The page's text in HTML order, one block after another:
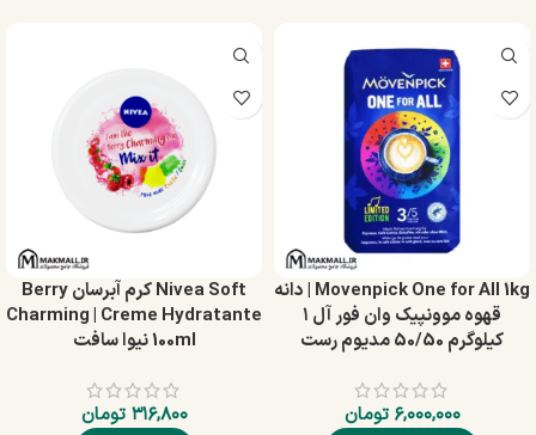
Movenpick One for All 1kg | دانه
قهوه موونپیک وان فور آل ۱
کیلوگرم 50/50 مدیوم رست
۶,۰۰۰,۰۰۰ تومان
Nivea Soft کرم آبرسان Berry
Charming | Creme Hydratante
100ml نیوا سافت
۳۱۶,۸۰۰ تومان